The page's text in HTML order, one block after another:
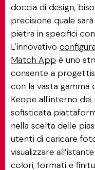
doccia di design,
precisione quale
pietra in specifici
L'innovativo
Match App è uno
consente a
con la vasta
Keope all'interno
sofisticata
nella scelta delle
utenti di caricare
visualizzare
colori, formati e